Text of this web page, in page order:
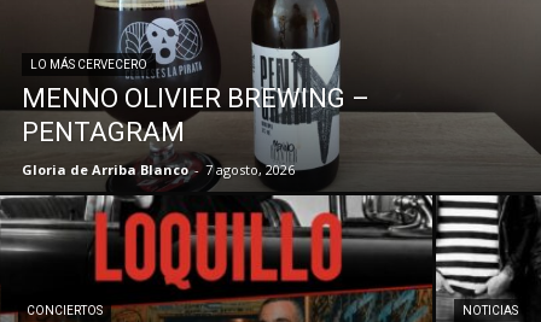
LO MÁS CERVECERO
MENNO OLIVIER BREWING –
PENTAGRAM
Gloria de Arriba Blanco - 7 agosto, 2026
CONCIERTOS NOTICIAS